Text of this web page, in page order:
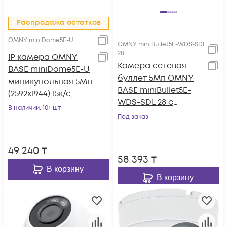
Распродажа остатков
OMNY miniDome5E-U
IP камера OMNY
BASE miniDome5E-U
миникупольная 5Мп
(2592x1944) 15к/с,
2.8мм, F1.8, 802.3af
В наличии: 10+ шт
49 240₸
В корзину
OMNY miniBullet5E-WDS-SDL
28
Камера сетевая
буллет 5Мп OMNY
BASE miniBullet5E-
WDS-SDL 28 с
двойной
Под заказ
58 393 ₸
В корзину